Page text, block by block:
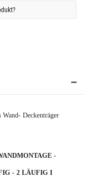
Deckenträger
-
- 2 LÄUFIG I